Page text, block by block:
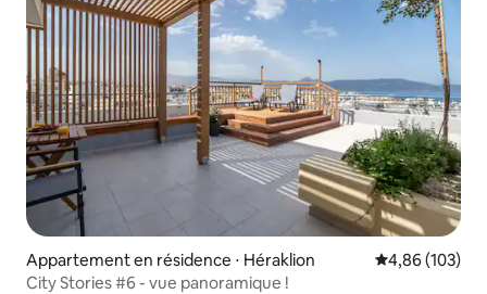
Appartement en résidence ⋅ Héraklion Évaluation
4,86 (103)
City Stories #6 - vue panoramique !